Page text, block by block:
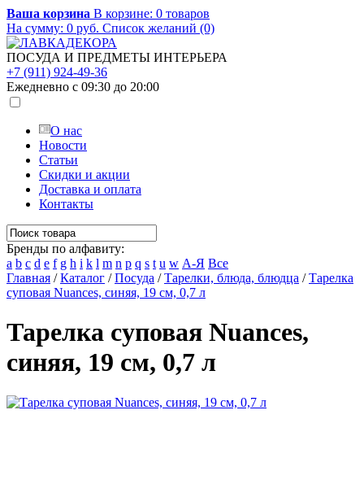
Ваша корзина В корзине: 0 товаров
На сумму: 0 руб. Список желаний (0)
ПОСУДА И ПРЕДМЕТЫ ИНТЕРЬЕРА
+7 (911) 924-49-36
Ежедневно с 09:30 до 20:00
О нас
Новости
Статьи
Скидки и акции
Доставка и оплата
Контакты
Бренды по алфавиту:
a b c d e f g h i k l m n p q s t u w А-Я Все
Главная /Каталог /Посуда /Тарелки, блюда, блюдца /Тарелка
суповая Nuances, синяя, 19 см, 0,7 л
Тарелка суповая Nuances,
синяя, 19 см, 0,7 л